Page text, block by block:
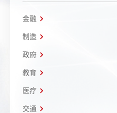
金融
制造
政府
教育
医疗
交通